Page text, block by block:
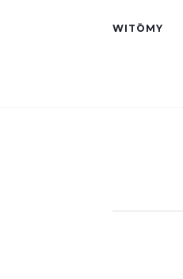
WITŌMY